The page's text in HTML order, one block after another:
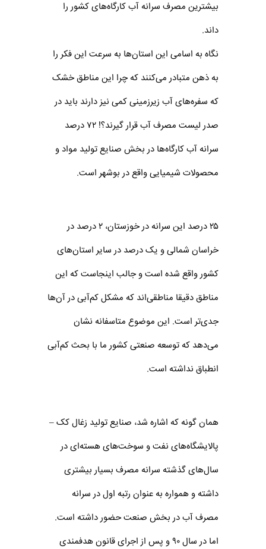
بیشترین مصرف سرانه آب کارگاه‌های کشور را
داند.
نگاه به اسامی این استان‌ها به سرعت این فکر را
به ذهن متبادر می‌کنند که چرا این مناطق خشک
که سفره‌های آب زیرزمینی کمی نیز دارند باید در
صدر لیست مصرف آب قرار گیرند؟! ۷۲ درصد
سرانه آب کارگاه‌ها در بخش صنایع تولید مواد و
محصولات شیمیایی واقع در بوشهر است.
۲۵ درصد این سرانه در خوزستان، ۲ درصد در
خراسان شمالی و یک درصد در سایر استان‌های
کشور واقع شده است و جالب اینجاست که این
مناطق دقیقا مناطقی‌اند که مشکل کم‌آبی در آن‌ها
جدی‌تر است. این موضوع متاسفانه نشان
می‌دهد که توسعه صنعتی کشور ما با بحث کم‌آبی
انطباق نداشته است.
همان گونه که اشاره شد، صنایع تولید زغال کک –
پالایشگاه‌های نفت و سوخت‌های هسته‌ای در
سال‌های گذشته سرانه مصرف بسیار بیشتری
داشته و همواره به عنوان رتبه اول در سرانه
مصرف آب در بخش صنعت حضور داشته است.
اما در سال ۹۰ و پس از اجرای قانون هدفمندی